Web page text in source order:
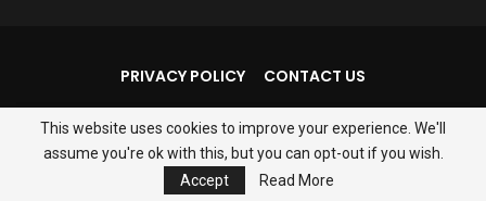
PRIVACY POLICY CONTACT US
© 2026 - Thejantarmantar. All Rights Reserved.
Website Design:Fourdatr IT Services
This website uses cookies to improve your experience. We'll
assume you're ok with this, but you can opt-out if you wish.
Accept
Read More